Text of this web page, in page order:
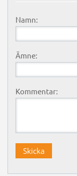
Namn:
Ämne:
Kommentar: